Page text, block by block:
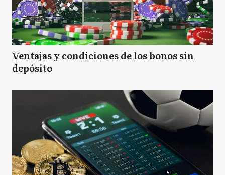
Ventajas y condiciones de los bonos sin
depósito